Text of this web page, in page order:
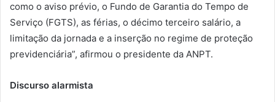
como o aviso prévio, o Fundo de Garantia do Tempo de
Serviço (FGTS), as férias, o décimo terceiro salário, a
limitação da jornada e a inserção no regime de proteção
previdenciária”, afirmou o presidente da ANPT.
Discurso alarmista